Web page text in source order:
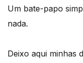
Um bate-papo
nada.
Deixo aqui minhas